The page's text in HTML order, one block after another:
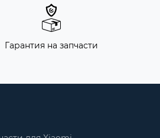
Гарантия на запчасти